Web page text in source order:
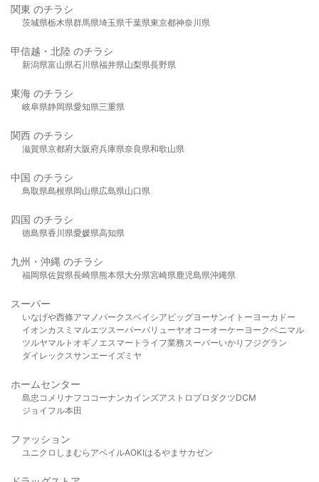
関東 のチラシ
茨城県栃木県群馬県埼玉県千葉県東京都神奈川県
甲信越・北陸 のチラシ
新潟県富山県石川県福井県山梨県長野県
東海 のチラシ
岐阜県静岡県愛知県三重県
関西 のチラシ
滋賀県京都府大阪府兵庫県奈良県和歌山県
中国 のチラシ
鳥取県島根県岡山県広島県山口県
四国 のチラシ
徳島県香川県愛媛県高知県
九州・沖縄 のチラシ
福岡県佐賀県長崎県熊本県大分県宮崎県鹿児島県沖縄県
スーパー
いなげや西條アマノパークスベイシア ビッグヨーサンイトーヨーカドー
イオンカスミ マルエツスーパーバリューヤオコーオーケー ヨークベニマル
ツルヤマルト オギノ エスマート ライフ業務スーパーいかり フジグラン
ダイレックスサンエーイズミヤ
ホームセンター
島忠 コメリ ナフコ コーナンカインズアストロプロダクツDCM
ジョイフル本田
ファッション
ユニクロ しまむら アベイルAOKIはるやま サカゼン